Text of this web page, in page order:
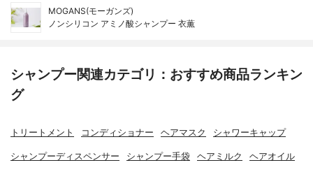
MOGANS(モーガンズ)
ノンシリコン アミノ酸シャンプー 衣薫
シャンプー関連カテゴリ：おすすめ商品ランキン
グ
トリートメント コンディショナー ヘアマスク シャワーキャップ
シャンプーディスペンサー シャンプー手袋 ヘアミルク ヘアオイル